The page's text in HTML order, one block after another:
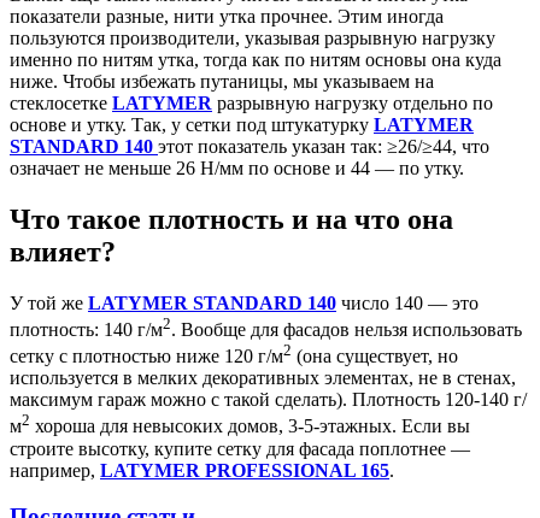
показатели разные, нити утка прочнее. Этим иногда
пользуются производители, указывая разрывную нагрузку
именно по нитям утка, тогда как по нитям основы она куда
ниже. Чтобы избежать путаницы, мы указываем на
стеклосетке LATYMER разрывную нагрузку отдельно по
основе и утку. Так, у сетки под штукатурку LATYMER
STANDARD 140 этот показатель указан так: ≥26/≥44, что
означает не меньше 26 Н/мм по основе и 44 — по утку.
Что такое плотность и на что она
влияет?
У той же LATYMER STANDARD 140 число 140 — это
плотность: 140 г/м2. Вообще для фасадов нельзя использовать
сетку с плотностью ниже 120 г/м2 (она существует, но
используется в мелких декоративных элементах, не в стенах,
максимум гараж можно с такой сделать). Плотность 120-140 г/
м2 хороша для невысоких домов, 3-5-этажных. Если вы
строите высотку, купите сетку для фасада поплотнее —
например, LATYMER PROFESSIONAL 165.